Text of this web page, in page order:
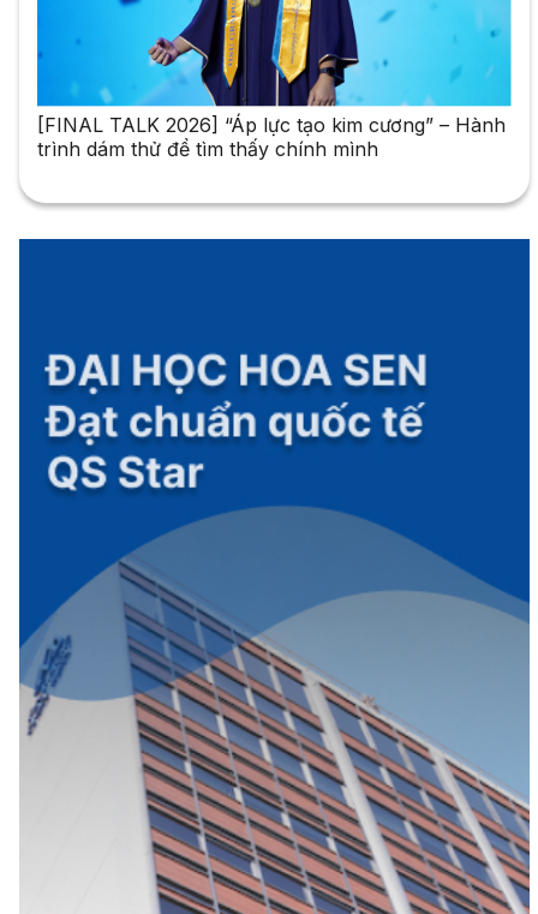
[FINAL TALK 2026] “Áp lực tạo kim cương” – Hành
trình dám thử để tìm thấy chính mình